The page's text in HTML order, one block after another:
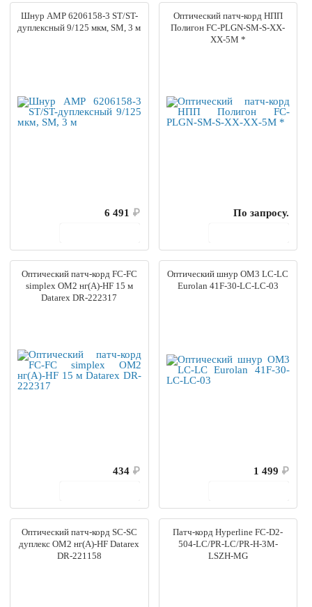
Шнур AMP 6206158-3 ST/ST-
дуплексный 9/125 мкм, SМ, 3 м
6 491 ₽
Оптический патч-корд НПП
Полигон FC-PLGN-SM-S-XX-
XX-5M *
По запросу.
Оптический патч-корд FC-FC
simplex OM2 нг(А)-HF 15 м
Datarex DR-222317
434 ₽
Оптический шнур OM3 LC-LC
Eurolan 41F-30-LC-LC-03
1 499 ₽
Оптический патч-корд SC-SC
дуплекс OM2 нг(А)-HF Datarex
DR-221158
Патч-корд Hyperline FC-D2-
504-LC/PR-LC/PR-H-3M-
LSZH-MG